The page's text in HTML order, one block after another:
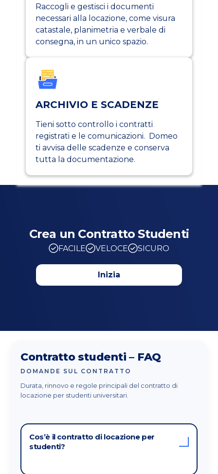
Raccogli e gestisci i documenti
necessari alla locazione, come visura
catastale, planimetria e verbale di
consegna, in un unico spazio.
ARCHIVIO E SCADENZE
Tieni sotto controllo i contratti
registrati e le comunicazioni. Domeo
ti avvisa delle scadenze e conserva
tutta la documentazione.
Crea un Contratto Studenti
FACILE VELOCE SICURO
Inizia
Contratto studenti – FAQ
DOMANDE SUL CONTRATTO
Durata, rinnovo e regole principali del contratto di
locazione per studenti universitari.
Cos’è il contratto di locazione per
studenti?